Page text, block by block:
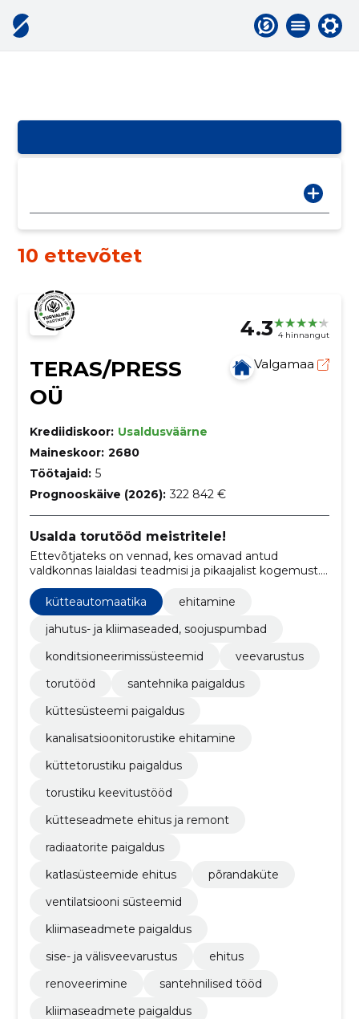
10 ettevõtet
4.3 4 hinnangut
TERAS/PRESS
OÜ
Valgamaa
Krediidiskoor: Usaldusväärne
Maineskoor: 2680
Töötajaid: 5
Prognooskäive (2026): 322 842 €
Usalda torutööd meistritele!
Ettevõtjateks on vennad, kes omavad antud
valdkonnas laialdasi teadmisi ja pikaajalist kogemust.
Oluline on kõrge kvaliteediga teenuse pakkumine,
mistõttu hoitakse end pidevalt kursis uusimate ja
parimate võimalustega turul.
kütteautomaatika
ehitamine
jahutus- ja kliimaseaded, soojuspumbad
konditsioneerimissüsteemid
veevarustus
torutööd
santehnika paigaldus
küttesüsteemi paigaldus
kanalisatsioonitorustike ehitamine
küttetorustiku paigaldus
torustiku keevitustööd
kütteseadmete ehitus ja remont
radiaatorite paigaldus
katlasüsteemide ehitus
põrandaküte
ventilatsiooni süsteemid
kliimaseadmete paigaldus
sise- ja välisveevarustus
ehitus
renoveerimine
santehnilised tööd
kliimaseadmete paigaldus